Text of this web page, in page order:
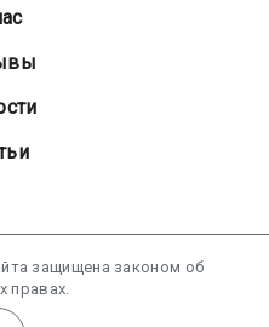
защищена законом об
правах.